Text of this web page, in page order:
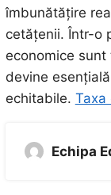
îmbunătățire
cetățenii. Într-o
economice
devine
echitabile. Taxa
Echipa